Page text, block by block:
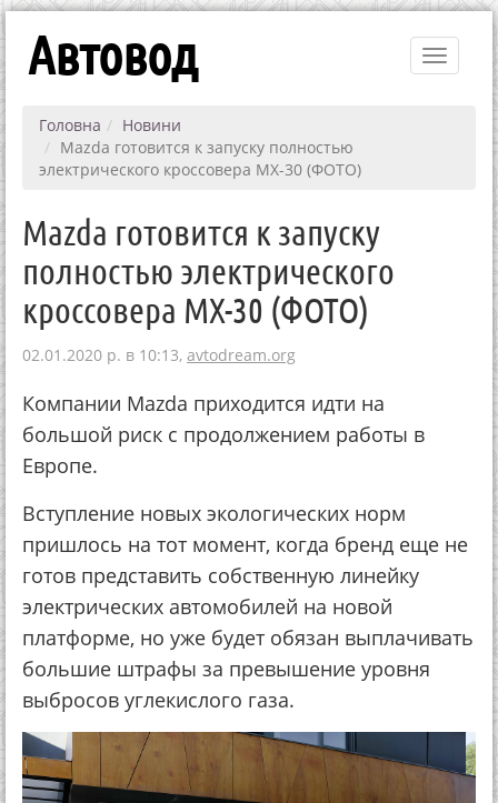
Toggle
Автовод
Головна
Новини
Mazda готовится к запуску полностью
электрического кроссовера MX-30 (ФОТО)
Mazda готовится к запуску
полностью электрического
кроссовера MX-30 (ФОТО)
02.01.2020 р. в 10:13, avtodream.org
Компании Mazda приходится идти на
большой риск с продолжением работы в
Европе.
Вступление новых экологических норм
пришлось на тот момент, когда бренд еще не
готов представить собственную линейку
электрических автомобилей на новой
платформе, но уже будет обязан выплачивать
большие штрафы за превышение уровня
выбросов углекислого газа.